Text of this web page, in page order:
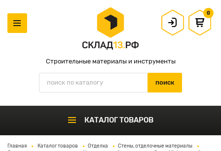
Строительные материалы и инструменты
0
КАТАЛОГ ТОВАРОВ
Главная Каталог товаров Отделка
Стены, отделочные материалы